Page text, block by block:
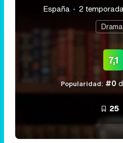
España 2
Drama
7,1
Popularidad: #0
25